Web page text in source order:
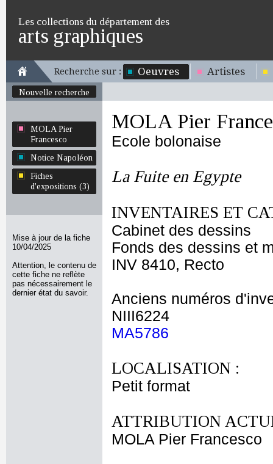
Les collections du département des
arts graphiques
Recherche sur : Oeuvres Artistes
Nouvelle recherche
MOLA Pier
Francesco
Notice Napoléon
Fiches
d'expositions (3)
Mise à jour de la fiche
10/04/2025
Attention, le contenu de
cette fiche ne reflète
pas nécessairement le
dernier état du savoir.
MOLA Pier
Ecole bolonaise
La Fuite en Egypte
INVENTAIRES ET
Cabinet des dessins
Fonds des dessins et
INV 8410, Recto
Anciens numéros
NIII6224
MA5786
LOCALISATION :
Petit format
ATTRIBUTION
MOLA Pier Francesco